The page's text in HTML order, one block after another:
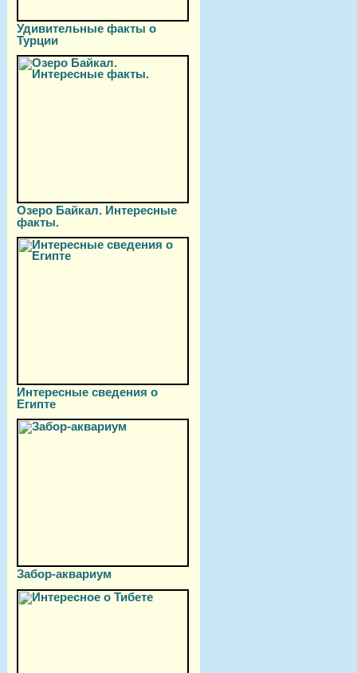
Удивительные факты о
Турции
Озеро Байкал. Интересные
факты.
Интересные сведения о
Египте
Забор-аквариум